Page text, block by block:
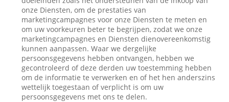
onze Diensten, om de prestaties van
marketingcampagnes voor onze Diensten te meten en
om uw voorkeuren beter te begrijpen, zodat we onze
marketingcampagnes en Diensten dienovereenkomstig
kunnen aanpassen. Waar we dergelijke
persoonsgegevens hebben ontvangen, hebben we
gecontroleerd of deze derden uw toestemming hebben
om de informatie te verwerken en of het hen anderszins
wettelijk toegestaan of verplicht is om uw
persoonsgegevens met ons te delen.